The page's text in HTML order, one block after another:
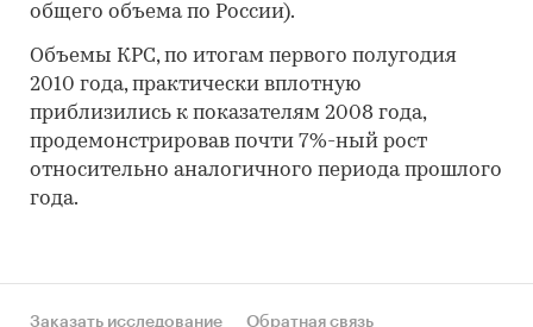
общего объема по России).
Объемы КРС, по итогам первого полугодия
2010 года, практически вплотную
приблизились к показателям 2008 года,
продемонстрировав почти 7%-ный рост
относительно аналогичного периода прошлого
года.
Заказать исследование Обратная связь